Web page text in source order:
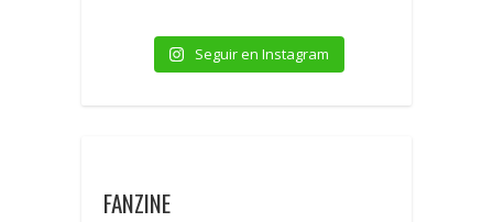
Seguir en Instagram
FANZINE